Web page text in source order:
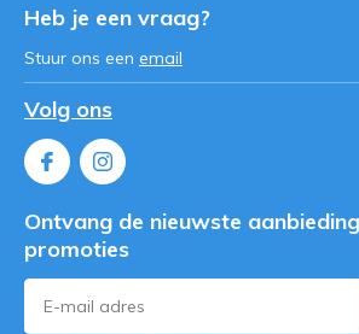
Heb je een vraag?
Stuur ons een email
Volg ons
Ontvang de nieuwste
promoties